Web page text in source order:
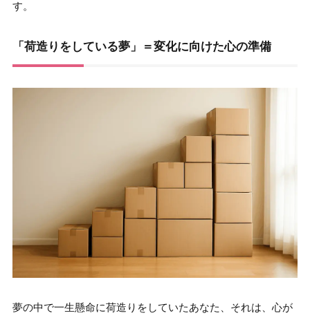
す。
「荷造りをしている夢」＝変化に向けた心の準備
夢の中で一生懸命に荷造りをしていたあなた、それは、心が